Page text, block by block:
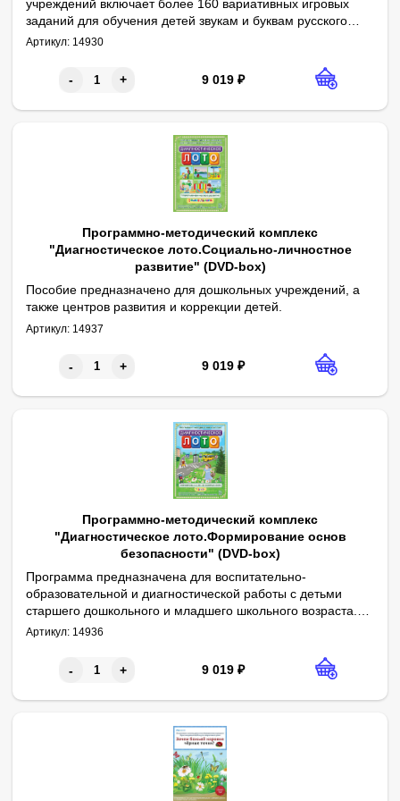
учреждений включает более 160 вариативных игровых
заданий для обучения детей звукам и буквам русского
языка, основам грамоты, навыкам чтения, а также
Выполнение заданий в специальных интерактивных
Артикул: 14930
- + 9 019 ₽
Программно-методический комплекс
"Диагностическое лото.Социально-личностное
развитие" (DVD-box)
​Пособие предназначено для дошкольных учреждений, а
также центров развития и коррекции детей.
Интерактивная среда для психологической диагностики
Результаты обследования представляются в виде
Артикул: 14937
- + 9 019 ₽
Программно-методический комплекс
"Диагностическое лото.Формирование основ
безопасности" (DVD-box)
​Программа предназначена для воспитательно-
образовательной и диагностической работы с детьми
старшего дошкольного и младшего школьного возраста.
Cодержание программы поможет каждому ребенку
Тематические разделы: "Безопасность на дорогах и в
Результаты диагностики каждого ребенка сохраняются в
Артикул: 14936
- + 9 019 ₽